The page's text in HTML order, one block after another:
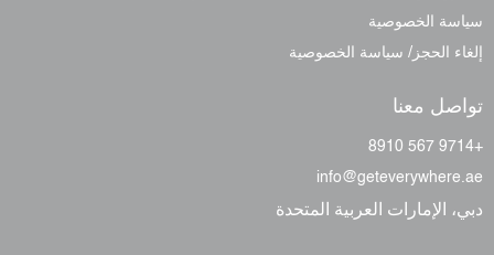
سياسة الخصوصية
إلغاء الحجز/ سياسة الخصوصية
تواصل معنا
+9714 567 8910
info@geteverywhere.ae
دبي، الإمارات العربية المتحدة